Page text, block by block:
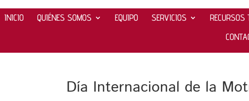
INICIO QUIÉNES SOMOS EQUIPO SERVICIOS RECURSOS
Día Internacional de la